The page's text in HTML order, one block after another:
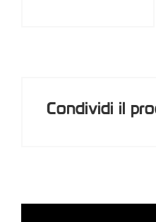
Condividi il